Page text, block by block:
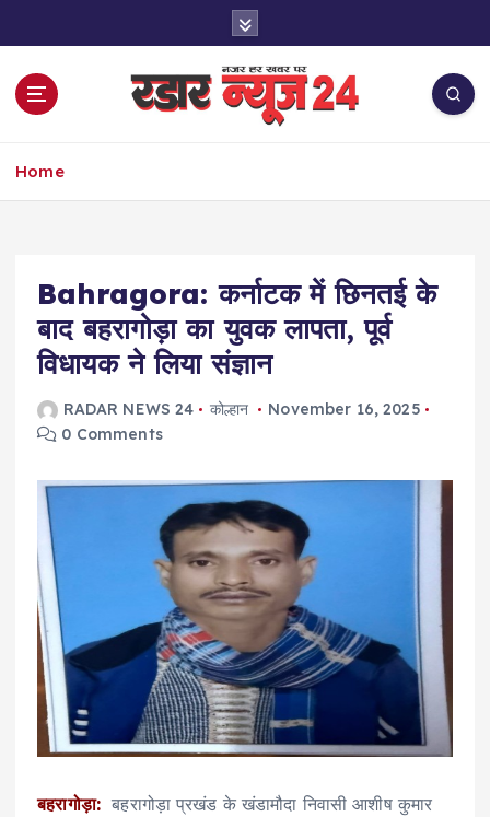
Home
Bahragora: कर्नाटक में छिनतई के
बाद बहरागोड़ा का युवक लापता, पूर्व
विधायक ने लिया संज्ञान
RADAR NEWS 24 कोल्हान
November 16, 2025
0 Comments
बहरागोड़ा: बहरागोड़ा प्रखंड के खंडामौदा निवासी आशीष कुमार